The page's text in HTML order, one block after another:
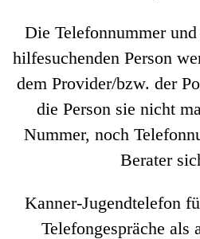
Die Telefonnummer
hilfesuchenden Person
dem Provider/bzw. der
die Person sie nicht
Nummer, noch
Berater
Kanner-Jugendtelefon
Telefongespräche als